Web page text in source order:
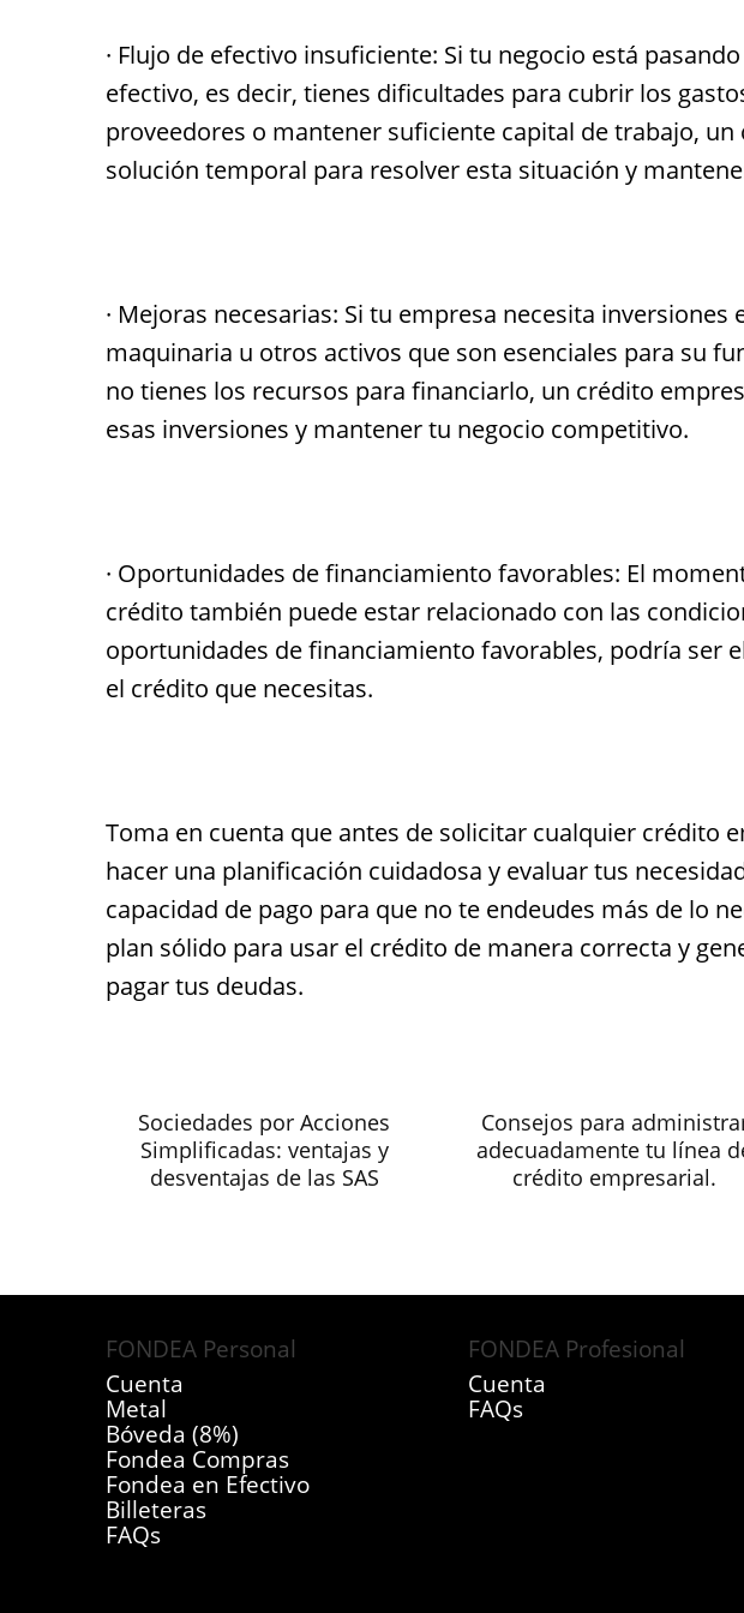
· Flujo de efectivo insuficiente: Si tu negocio está
efectivo, es decir, tienes dificultades para cubrir los
proveedores o mantener suficiente capital de trabajo,
solución temporal para resolver esta situación y
· Mejoras necesarias: Si tu empresa necesita
maquinaria u otros activos que son esenciales para su
no tienes los recursos para financiarlo, un crédito
esas inversiones y mantener tu negocio competitivo.
· Oportunidades de financiamiento favorables: El
crédito también puede estar relacionado con las
oportunidades de financiamiento favorables, podría ser
el crédito que necesitas.
Toma en cuenta que antes de solicitar cualquier crédito
hacer una planificación cuidadosa y evaluar tus
capacidad de pago para que no te endeudes más de lo
plan sólido para usar el crédito de manera correcta y
pagar tus deudas.
Sociedades por Acciones
Simplificadas: ventajas y
desventajas de las SAS
Consejos para
adecuadamente tu línea
crédito empresarial.
FONDEA Personal
Cuenta
Metal
Bóveda (8%)
Fondea Compras
Fondea en Efectivo
Billeteras
FAQs
FONDEA Profesional
Cuenta
FAQs